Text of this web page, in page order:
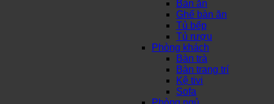
Bàn ăn
Ghế bàn ăn
Tủ bếp
Tủ rượu
Phòng khách
Bàn trà
Bàn trang trí
Kệ tivi
Sofa